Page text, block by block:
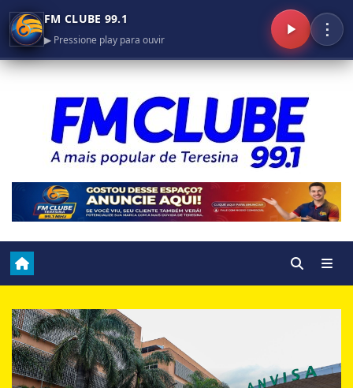
FM CLUBE 99.1
▶ Pressione play para ouvir
⋮